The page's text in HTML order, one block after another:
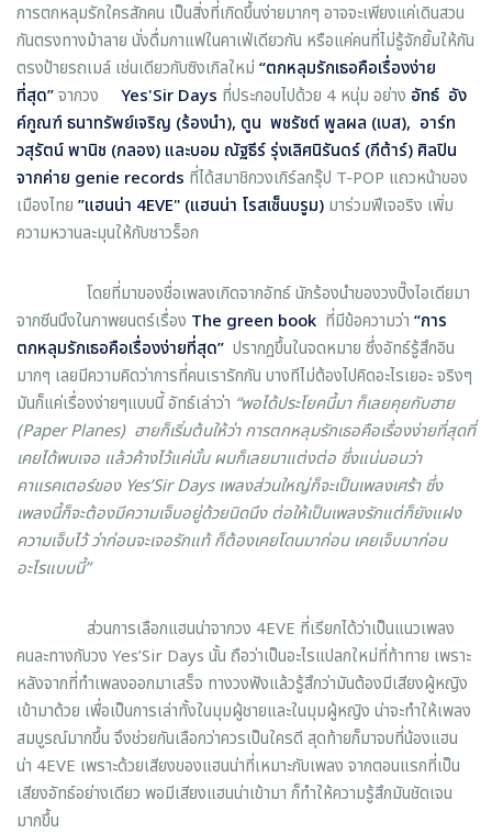
การตกหลุมรักใครสักคน เป็นสิ่งที่เกิดขึ้นง่ายมากๆ อาจจะเพียงแค่เดินสวน
กันตรงทางม้าลาย นั่งดื่มกาแฟในคาเฟ่เดียวกัน หรือแค่คนที่ไม่รู้จักยิ้มให้กัน
ตรงป้ายรถเมล์ เช่นเดียวกับซิงเกิลใหม่ “ตกหลุมรักเธอคือเรื่องง่าย
ที่สุด”จากวง Yes'Sir Days ที่ประกอบไปด้วย 4 หนุ่ม อย่าง อัทธ์ อัง
ค์กูณฑ์ ธนาทรัพย์เจริญ (ร้องนำ), ตูน พชรัชต์ พูลผล (เบส), อาร์ท
วสุรัตน์ พานิช (กลอง) และบอม ณัฐธีร์ รุ่งเลิศนิรันดร์ (กีต้าร์) ศิลปิน
จากค่าย genie records ที่ได้สมาชิกวงเกิร์ลกรุ๊ป T-POP แถวหน้าของ
เมืองไทย ”แฮนน่า 4EVE" (แฮนน่า โรสเซ็นบรูม) มาร่วมฟีเจอริง เพิ่ม
ความหวานละมุนให้กับชาวร็อก
โดยที่มาของชื่อเพลงเกิดจากอัทธ์ นักร้องนำของวงปิ๊งไอเดียมา
จากซีนนึงในภาพยนตร์เรื่อง The green book ที่มีข้อความว่า “การ
ตกหลุมรักเธอคือเรื่องง่ายที่สุด” ปรากฏขึ้นในจดหมาย ซึ่งอัทธ์รู้สึกอิน
มากๆ เลยมีความคิดว่าการที่คนเรารักกัน บางทีไม่ต้องไปคิดอะไรเยอะ จริงๆ
มันก็แค่เรื่องง่ายๆแบบนี้ อัทธ์เล่าว่า “พอได้ประโยคนี้มา ก็เลยคุยกับฮาย
(Paper Planes) ฮายก็เริ่มต้นให้ว่า การตกหลุมรักเธอคือเรื่องง่ายที่สุดที่
เคยได้พบเจอ แล้วค้างไว้แค่นั้น ผมก็เลยมาแต่งต่อ ซึ่งแน่นอนว่า
คาแรคเตอร์ของ Yes’Sir Days เพลงส่วนใหญ่ก็จะเป็นเพลงเศร้า ซึ่ง
เพลงนี้ก็จะต้องมีความเจ็บอยู่ด้วยนิดนึง ต่อให้เป็นเพลงรักแต่ก็ยังแฝง
ความเจ็บไว้ ว่าก่อนจะเจอรักแท้ ก็ต้องเคยโดนมาก่อน เคยเจ็บมาก่อน
อะไรแบบนี้”
ส่วนการเลือกแฮนน่าจากวง 4EVE ที่เรียกได้ว่าเป็นแนวเพลง
คนละทางกับวง Yes’Sir Days นั้น ถือว่าเป็นอะไรแปลกใหม่ที่ท้าทาย เพราะ
หลังจากที่ทำเพลงออกมาเสร็จ ทางวงฟังแล้วรู้สึกว่ามันต้องมีเสียงผู้หญิง
เข้ามาด้วย เพื่อเป็นการเล่าทั้งในมุมผู้ชายและในมุมผู้หญิง น่าจะทำให้เพลง
สมบูรณ์มากขึ้น จึงช่วยกันเลือกว่าควรเป็นใครดี สุดท้ายก็มาจบที่น้องแฮน
น่า 4EVE เพราะด้วยเสียงของแฮนน่าที่เหมาะกับเพลง จากตอนแรกที่เป็น
เสียงอัทธ์อย่างเดียว พอมีเสียงแฮนน่าเข้ามา ก็ทำให้ความรู้สึกมันชัดเจน
มากขึ้น